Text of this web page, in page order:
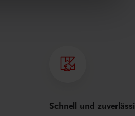
Schnell und